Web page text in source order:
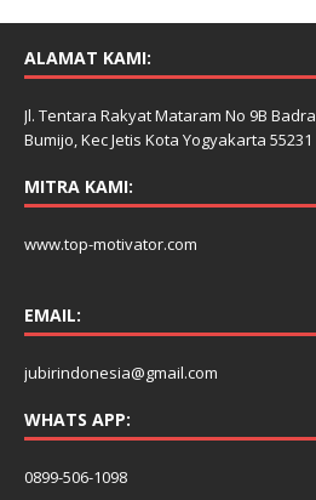
ALAMAT KAMI:
Jl. Tentara Rakyat Mataram No 9B
Bumijo, Kec Jetis Kota Yogyakarta 55231
MITRA KAMI:
www.top-motivator.com
EMAIL:
jubirindonesia@gmail.com
WHATS APP:
0899-506-1098